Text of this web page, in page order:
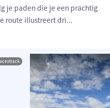
je paden die je een prachtig
route illustreert dri...